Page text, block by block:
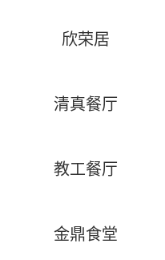
欣荣居
清真餐厅
教工餐厅
金鼎食堂